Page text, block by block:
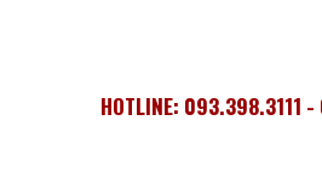
HOTLINE: 093.398.3111